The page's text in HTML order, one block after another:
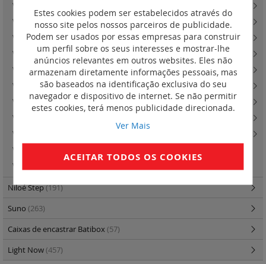
Valena In'Matic - saída de cabos
Valena In'Matic - carregadores USB(15)
Valena In'Matic - acessórios(19)
Valena In'Matic - lâmpadas LED(4)
Valena In'Matic - difusão sonora e colunas de som (0)
Valena In'Matic - IP44 com tecla ou espelho central(14)
Valena Life - teclas e espelhos centrais(130)
Valena Life - quadros
Valena Life - caixas salientes
Valena In'Matic - lanterna de emergência
Valena In'Matic - tomadas de dados
Niloé Step(191)
Suno (263)
Caixas de encastrar Batibox(57)
Light Now(457)
Estes cookies podem ser estabelecidos através do
nosso site pelos nossos parceiros de publicidade.
Podem ser usados por essas empresas para construir
um perfil sobre os seus interesses e mostrar-lhe
anúncios relevantes em outros websites. Eles não
armazenam diretamente informações pessoais, mas
são baseados na identificação exclusiva do seu
navegador e dispositivo de internet. Se não permitir
estes cookies, terá menos publicidade direcionada.
Ver Mais
ACEITAR TODOS OS COOKIES